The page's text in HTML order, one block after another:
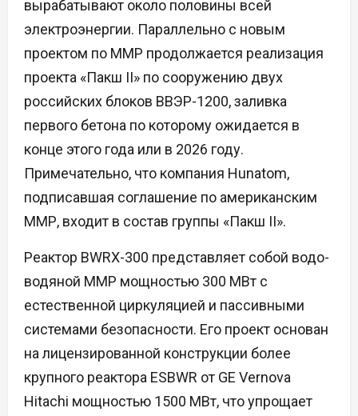
вырабатывают около половины всей
электроэнергии. Параллельно с новым
проектом по ММР продолжается реализация
проекта «Пакш II» по сооружению двух
российских блоков ВВЭР-1200, заливка
первого бетона по которому ожидается в
конце этого года или в 2026 году.
Примечательно, что компания Hunatom,
подписавшая соглашение по американским
ММР, входит в состав группы «Пакш II».
Реактор BWRX-300 представляет собой водо-
водяной ММР мощностью 300 МВт с
естественной циркуляцией и пассивными
системами безопасности. Его проект основан
на лицензированной конструкции более
крупного реактора ESBWR от GE Vernova
Hitachi мощностью 1500 МВт, что упрощает